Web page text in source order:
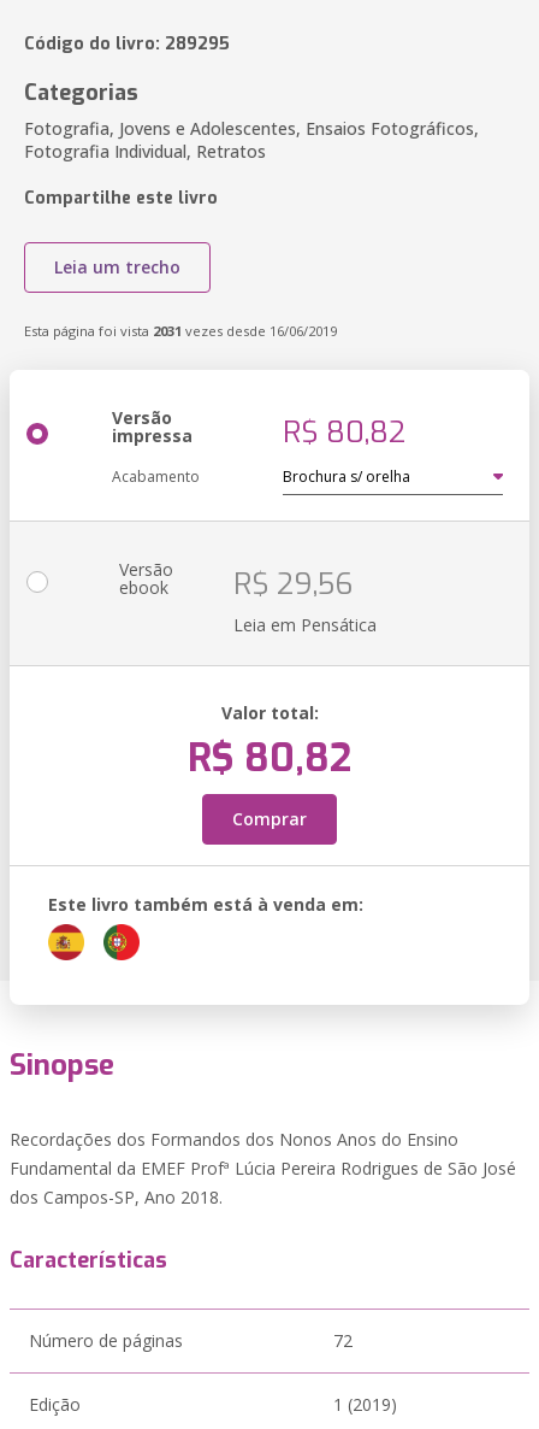
Código do livro: 289295
Categorias
Fotografia, Jovens e Adolescentes, Ensaios Fotográficos,
Fotografia Individual, Retratos
Compartilhe este livro
Leia um trecho
Esta página foi vista 2031 vezes desde 16/06/2019
Versão
impressa R$ 80,82
Acabamento
Versão
ebook R$ 29,56
Leia em Pensática
Valor total:
R$ 80,82
Comprar
Este livro também está à venda em:
Sinopse
Recordações dos Formandos dos Nonos Anos do Ensino
Fundamental da EMEF Profª Lúcia Pereira Rodrigues de São José
dos Campos-SP, Ano 2018.
Características
Número de páginas 72
Edição 1 (2019)